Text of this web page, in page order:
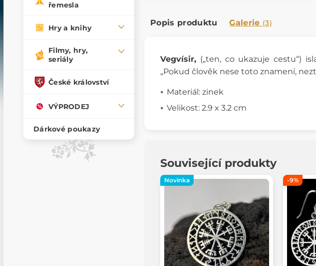
řemesla
Hry a knihy
Filmy, hry,
seriály
České království
VÝPRODEJ
Dárkové poukazy
Popis produktu Galerie (3)
Vegvísir, („ten, co ukazuje cestu“)
„Pokud člověk nese toto znamení,
Materiál: zinek
Velikost: 2.9 x 3.2 cm
Související produkty
Novinka -9%